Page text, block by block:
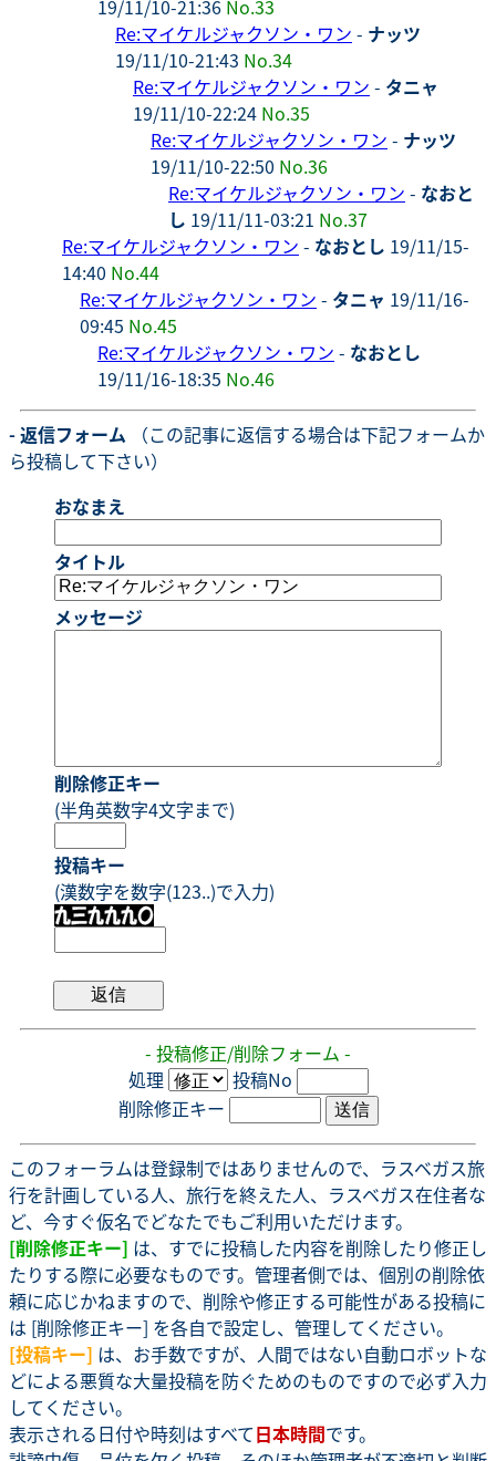
19/11/10-21:36 No.33
Re:マイケルジャクソン・ワン - ナッツ
19/11/10-21:43 No.34
Re:マイケルジャクソン・ワン - タニャ
19/11/10-22:24 No.35
Re:マイケルジャクソン・ワン - ナッツ
19/11/10-22:50 No.36
Re:マイケルジャクソン・ワン - なおと
し 19/11/11-03:21 No.37
Re:マイケルジャクソン・ワン - なおとし 19/11/15-
14:40 No.44
Re:マイケルジャクソン・ワン - タニャ 19/11/16-
09:45 No.45
Re:マイケルジャクソン・ワン - なおとし
19/11/16-18:35 No.46
- 返信フォーム （この記事に返信する場合は下記フォームか
ら投稿して下さい）
おなまえ
タイトル
メッセージ
削除修正キー
(半角英数字4文字まで)
投稿キー
(漢数字を数字(123..)で入力)
- 投稿修正/削除フォーム -
処理
投稿No
削除修正キー
このフォーラムは登録制ではありませんので、ラスベガス旅
行を計画している人、旅行を終えた人、ラスベガス在住者な
ど、今すぐ仮名でどなたでもご利用いただけます。
[削除修正キー] は、すでに投稿した内容を削除したり修正し
たりする際に必要なものです。管理者側では、個別の削除依
頼に応じかねますので、削除や修正する可能性がある投稿に
は [削除修正キー] を各自で設定し、管理してください。
[投稿キー] は、お手数ですが、人間ではない自動ロボットな
どによる悪質な大量投稿を防ぐためのものですので必ず入力
してください。
表示される日付や時刻はすべて日本時間です。